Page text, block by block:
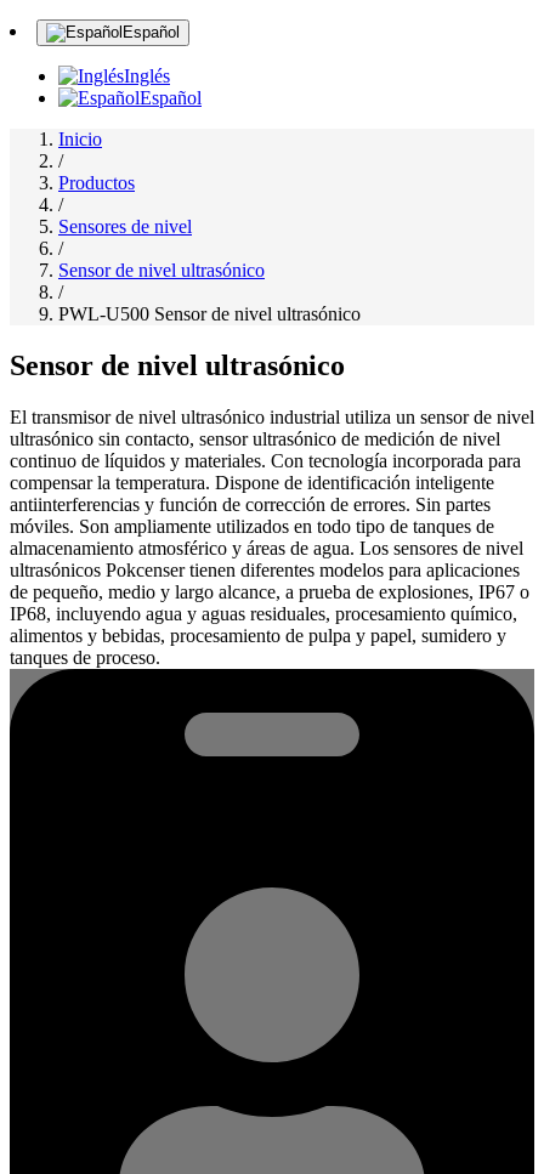
Español
Inglés
Español
Inicio
/
Productos
/
Sensores de nivel
/
Sensor de nivel ultrasónico
/
PWL-U500 Sensor de nivel ultrasónico
Sensor de nivel ultrasónico
El transmisor de nivel ultrasónico industrial utiliza un sensor de nivel
ultrasónico sin contacto, sensor ultrasónico de medición de nivel
continuo de líquidos y materiales. Con tecnología incorporada para
compensar la temperatura. Dispone de identificación inteligente
antiinterferencias y función de corrección de errores. Sin partes
móviles. Son ampliamente utilizados en todo tipo de tanques de
almacenamiento atmosférico y áreas de agua. Los sensores de nivel
ultrasónicos Pokcenser tienen diferentes modelos para aplicaciones
de pequeño, medio y largo alcance, a prueba de explosiones, IP67 o
IP68, incluyendo agua y aguas residuales, procesamiento químico,
alimentos y bebidas, procesamiento de pulpa y papel, sumidero y
tanques de proceso.